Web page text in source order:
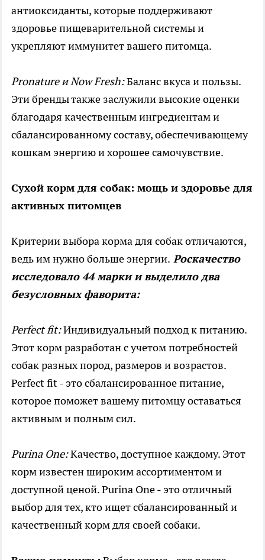
антиоксиданты, которые поддерживают
здоровье пищеварительной системы и
укрепляют иммунитет вашего питомца.
Pronature и Now Fresh:Баланс вкуса и пользы.
Эти бренды также заслужили высокие оценки
благодаря качественным ингредиентам и
сбалансированному составу, обеспечивающему
кошкам энергию и хорошее самочувствие.
Сухой корм для собак: мощь и здоровье для
активных питомцев
Критерии выбора корма для собак отличаются,
ведь им нужно больше энергии. Роскачество
исследовало 44 марки и выделило два
безусловных фаворита:
Perfect fit:Индивидуальный подход к питанию.
Этот корм разработан с учетом потребностей
собак разных пород, размеров и возрастов.
Perfect fit - это сбалансированное питание,
которое поможет вашему питомцу оставаться
активным и полным сил.
Purina One:Качество, доступное каждому. Этот
корм известен широким ассортиментом и
доступной ценой. Purina One - это отличный
выбор для тех, кто ищет сбалансированный и
качественный корм для своей собаки.